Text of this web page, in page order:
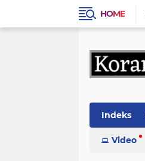
HOME
Indeks
Video